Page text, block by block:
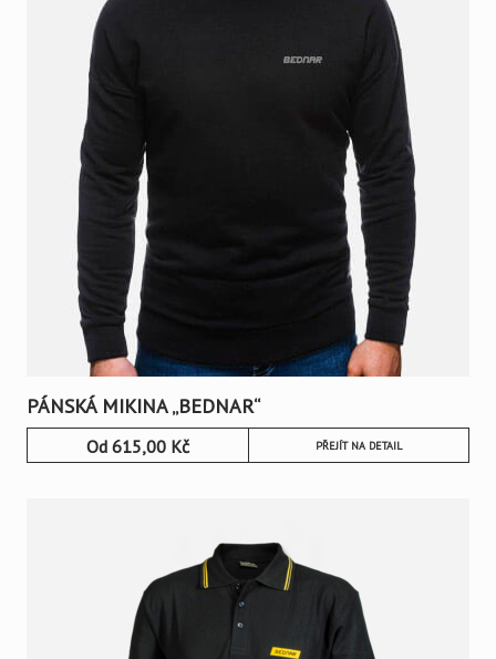
PÁNSKÁ MIKINA „BEDNAR“
Od 615,00 Kč PŘEJÍT NA DETAIL